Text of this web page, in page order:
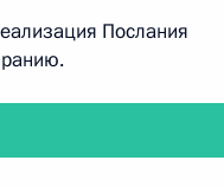
Послания